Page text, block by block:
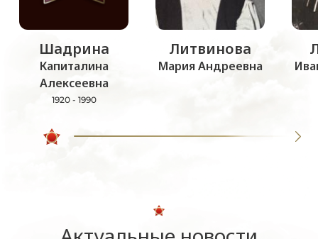
Шадрина
Капиталина
Алексеевна
1920 - 1990
Литвинова
Мария Андреевна